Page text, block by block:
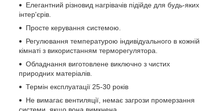
Елегантний різновид нагрівачів підійде для будь-яких
інтер'єрів.
Просте керування системою.
Регулювання температурою індивідуального в кожній
кімнаті з використанням терморегулятора.
Обладнання виготовлене виключно з чистих
природних матеріалів.
Термін експлуатації 25-30 років
Не вимагає вентиляції, немає загрози промерзання
системи, якщо вона вимкнена.